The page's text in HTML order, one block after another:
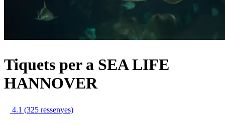
Tiquets per a SEA LIFE
HANNOVER
4.1 (325 ressenyes)